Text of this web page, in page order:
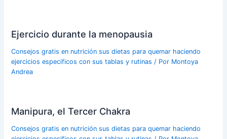
Ejercicio durante la menopausia
Consejos gratis en nutrición sus dietas para quemar haciendo
ejercicios especificos con sus tablas y rutinas / Por Montoya
Andrea
Manipura, el Tercer Chakra
Consejos gratis en nutrición sus dietas para quemar haciendo